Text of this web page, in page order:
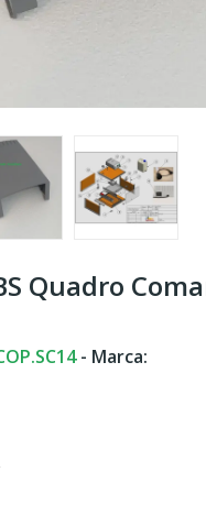
Quadro
- Marca: